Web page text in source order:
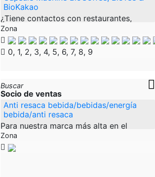
BioKakao
¿Tiene contactos con restaurantes,
cafeterías, hoteles, peluquerías,
estudios de belleza, etc. o usted mismo
es empresario? Supongamos que podría
ofrecer a
Zona
0, 1, 2, 3, 4, 5, 6, 7, 8, 9
Buscar
Socio de ventas
Anti resaca bebida/bebidas/energía
bebida/anti resaca
Para nuestra marca más alta en el
creciente nicho de la bebida anti resaca,
estamos buscando socios de ventas de
primera clase. > > ¿Puedes hacer
Zona